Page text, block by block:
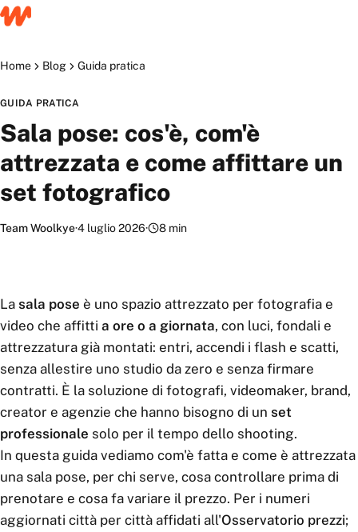
Home Blog Guida pratica
GUIDA PRATICA
Sala pose: cos'è, com'è
attrezzata e come affittare un
set fotografico
Team Woolkye·4 luglio 2026· 8 min
La sala pose è uno spazio attrezzato per fotografia e
video che affitti a ore o a giornata, con luci, fondali e
attrezzatura già montati: entri, accendi i flash e scatti,
senza allestire uno studio da zero e senza firmare
contratti. È la soluzione di fotografi, videomaker, brand,
creator e agenzie che hanno bisogno di un set
professionale solo per il tempo dello shooting.
In questa guida vediamo com'è fatta e come è attrezzata
una sala pose, per chi serve, cosa controllare prima di
prenotare e cosa fa variare il prezzo. Per i numeri
aggiornati città per città affidati all'Osservatorio prezzi;